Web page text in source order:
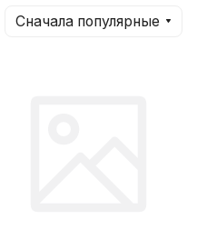
Сначала популярные